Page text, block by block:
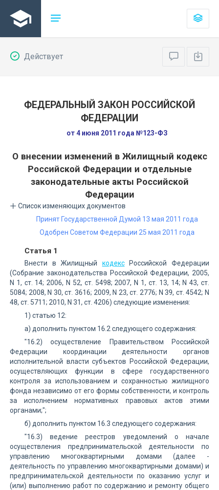
Действует
ФЕДЕРАЛЬНЫЙ ЗАКОН РОССИЙСКОЙ
ФЕДЕРАЦИИ
от 4 июня 2011 года №123-ФЗ
О внесении изменений в Жилищный кодекс
Российской Федерации и отдельные
законодательные акты Российской
Федерации
Список изменяющих документов
Принят Государственной Думой 13 мая 2011 года
Одобрен Советом Федерации 25 мая 2011 года
Статья 1
Внести в Жилищный кодексРоссийской Федерации
(Собрание законодательства Российской Федерации, 2005,
N 1, ст. 14; 2006, N 52, ст. 5498; 2007, N 1, ст. 13, 14; N 43, ст.
5084; 2008, N 30, ст. 3616; 2009, N 23, ст. 2776; N 39, ст. 4542; N
48, ст. 5711; 2010, N 31, ст. 4206) следующие изменения:
1) статью 12:
а) дополнить пунктом 16.2 следующего содержания:
"16.2) осуществление Правительством Российской
Федерации координации деятельности органов
исполнительной власти субъектов Российской Федерации,
осуществляющих функции в сфере государственного
контроля за использованием и сохранностью жилищного
фонда независимо от его формы собственности, и контроль
за исполнением нормативных правовых актов этими
органами;";
б) дополнить пунктом 16.3 следующего содержания:
"16.3) ведение реестров уведомлений о начале
осуществления предпринимательской деятельности по
управлению многоквартирными домами (далее -
деятельность по управлению многоквартирными домами) и
предпринимательской деятельности по оказанию услуг и
(или) выполнению работ по содержанию и ремонту общего